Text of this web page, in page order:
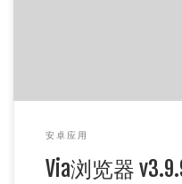
安卓应用
Via浏览器